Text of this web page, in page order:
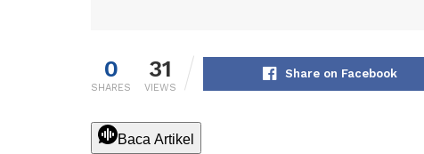
0
SHARES
31
VIEWS
Share on Facebook
Baca Artikel